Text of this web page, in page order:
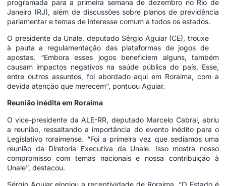
programada para a primeira semana de dezembro no Rio de
Janeiro (RJ), além de discussões sobre planos de previdência
parlamentar e temas de interesse comum a todos os estados.
O presidente da Unale, deputado Sérgio Aguiar (CE), trouxe
à pauta a regulamentação das plataformas de jogos de
apostas. “Embora esses jogos beneficiem alguns, também
causam impactos negativos na saúde pública do país. Esse,
entre outros assuntos, foi abordado aqui em Roraima, com a
devida atenção que merecem”, pontuou Aguiar.
Reunião inédita em Roraima
O vice-presidente da ALE-RR, deputado Marcelo Cabral, abriu
a reunião, ressaltando a importância do evento inédito para o
Legislativo roraimense. “Foi a primeira vez que sediamos uma
reunião da Diretoria Executiva da Unale. Isso mostra nosso
compromisso com temas nacionais e nossa contribuição à
Unale”, destacou.
Sérgio Aguiar elogiou a receptividade de Roraima. “O Estado é